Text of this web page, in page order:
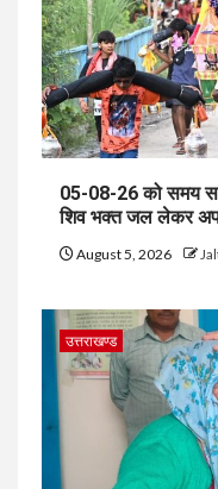
05-08-26 को समय
शिव भक्त जल लेकर
August 5, 2026
उत्तराखण्ड